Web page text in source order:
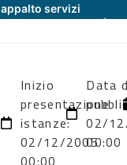
appalto servizi
Inizio
presentazione
istanze:
02/12/2005
00:00
Data
02/
00:00